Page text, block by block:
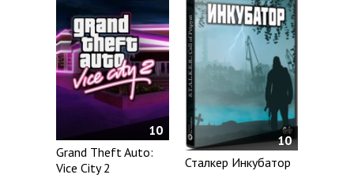
10
Grand Theft Auto:
Vice City 2
10
Сталкер Инкубатор